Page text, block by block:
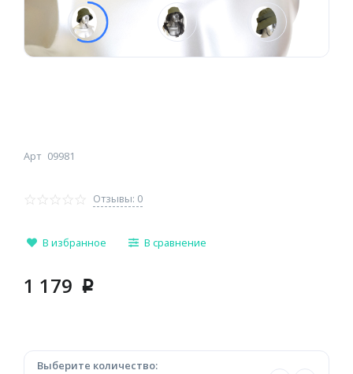
Арт 09981
Отзывы: 0
В избранное В сравнение
1 179 p
Выберите количество: